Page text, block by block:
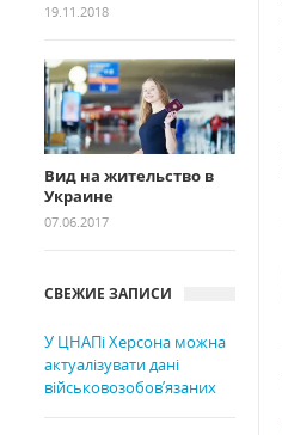
19.11.2018
Вид на жительство в
Украине
07.06.2017
СВЕЖИЕ ЗАПИСИ
У ЦНАПі Херсона можна
актуалізувати дані
військовозобов’язаних